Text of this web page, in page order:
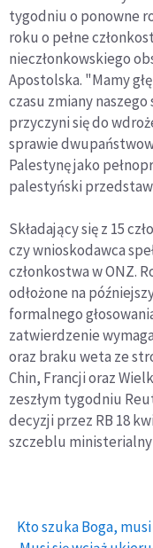
tygodniu o ponowne
roku o pełne
nieczłonkowskiego
Apostolska. "Mamy
czasu zmiany
przyczyni się do
sprawie
Palestynę jako
palestyński
Składający się z 15
czy wnioskodawca
członkostwa w ONZ.
odłożone na
formalnego
zatwierdzenie
oraz braku weta ze
Chin, Francji oraz
zeszłym tygodniu
decyzji przez RB 18
szczeblu
Kto szuka Boga,